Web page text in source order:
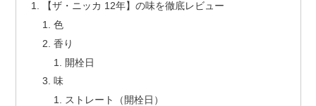
【ザ・ニッカ 12年】の味を徹底レビュー
色
香り
開栓日
味
ストレート（開栓日）